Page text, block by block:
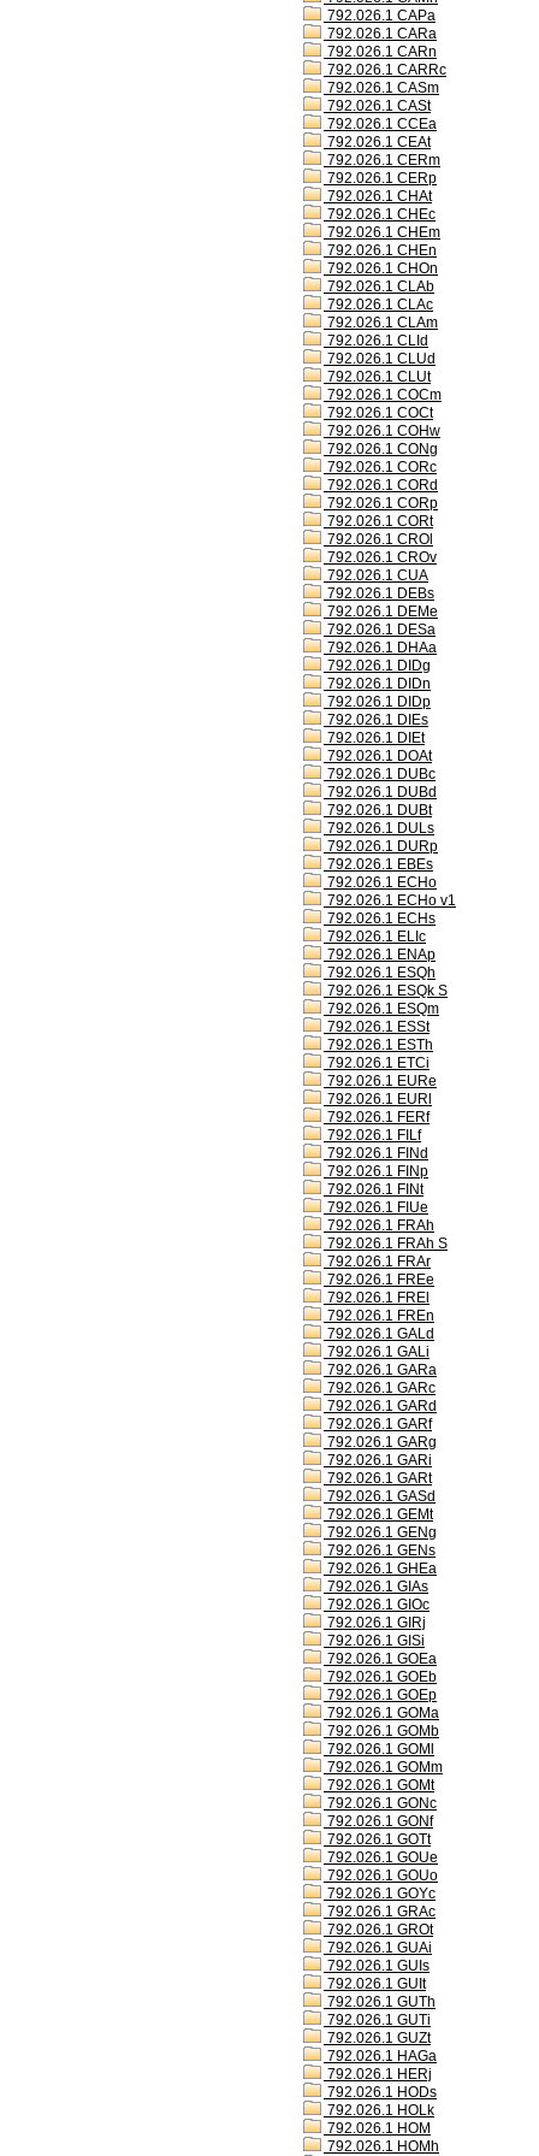
792.026.1 CAPa
792.026.1 CARa
792.026.1 CARn
792.026.1 CARRc
792.026.1 CASm
792.026.1 CASt
792.026.1 CCEa
792.026.1 CEAt
792.026.1 CERm
792.026.1 CERp
792.026.1 CHAt
792.026.1 CHEc
792.026.1 CHEm
792.026.1 CHEn
792.026.1 CHOn
792.026.1 CLAb
792.026.1 CLAc
792.026.1 CLAm
792.026.1 CLId
792.026.1 CLUd
792.026.1 CLUt
792.026.1 COCm
792.026.1 COCt
792.026.1 COHw
792.026.1 CONg
792.026.1 CORc
792.026.1 CORd
792.026.1 CORp
792.026.1 CORt
792.026.1 CROl
792.026.1 CROv
792.026.1 CUA
792.026.1 DEBs
792.026.1 DEMe
792.026.1 DESa
792.026.1 DHAa
792.026.1 DIDg
792.026.1 DIDn
792.026.1 DIDp
792.026.1 DIEs
792.026.1 DIEt
792.026.1 DOAt
792.026.1 DUBc
792.026.1 DUBd
792.026.1 DUBt
792.026.1 DULs
792.026.1 DURp
792.026.1 EBEs
792.026.1 ECHo
792.026.1 ECHo v1
792.026.1 ECHs
792.026.1 ELIc
792.026.1 ENAp
792.026.1 ESQh
792.026.1 ESQk S
792.026.1 ESQm
792.026.1 ESSt
792.026.1 ESTh
792.026.1 ETCi
792.026.1 EURe
792.026.1 EURl
792.026.1 FERf
792.026.1 FILf
792.026.1 FINd
792.026.1 FINp
792.026.1 FINt
792.026.1 FIUe
792.026.1 FRAh
792.026.1 FRAh S
792.026.1 FRAr
792.026.1 FREe
792.026.1 FREl
792.026.1 FREn
792.026.1 GALd
792.026.1 GALi
792.026.1 GARa
792.026.1 GARc
792.026.1 GARd
792.026.1 GARf
792.026.1 GARg
792.026.1 GARi
792.026.1 GARt
792.026.1 GASd
792.026.1 GEMt
792.026.1 GENg
792.026.1 GENs
792.026.1 GHEa
792.026.1 GIAs
792.026.1 GIOc
792.026.1 GIRj
792.026.1 GISi
792.026.1 GOEa
792.026.1 GOEb
792.026.1 GOEp
792.026.1 GOMa
792.026.1 GOMb
792.026.1 GOMl
792.026.1 GOMm
792.026.1 GOMt
792.026.1 GONc
792.026.1 GONf
792.026.1 GOTt
792.026.1 GOUe
792.026.1 GOUo
792.026.1 GOYc
792.026.1 GRAc
792.026.1 GROt
792.026.1 GUAi
792.026.1 GUIs
792.026.1 GUIt
792.026.1 GUTh
792.026.1 GUTi
792.026.1 GUZt
792.026.1 HAGa
792.026.1 HERj
792.026.1 HODs
792.026.1 HOLk
792.026.1 HOM
792.026.1 HOMh